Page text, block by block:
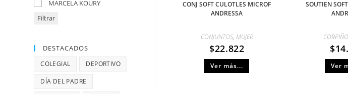
MARCELA KOURY
Filtrar
DESTACADOS
COLEGIAL DEPORTIVO
DÍA DEL PADRE
CONJ SOFT CULOTLES MICROF
ANDRESSA
CONJUNTOS, MUJER
$22.822
Ver más...
SOUTIEN
$
Ver